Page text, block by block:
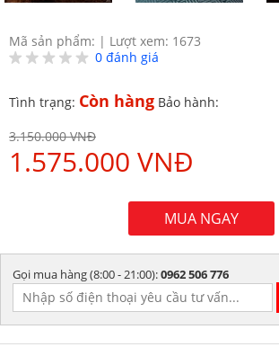
Mã sản phẩm: | Lượt xem: 1673
0 đánh giá
Tình trạng: Còn hàng Bảo hành:
3.150.000 VNĐ
1.575.000 VNĐ
MUA NGAY
Gọi mua hàng (8:00 - 21:00):0962 506 776